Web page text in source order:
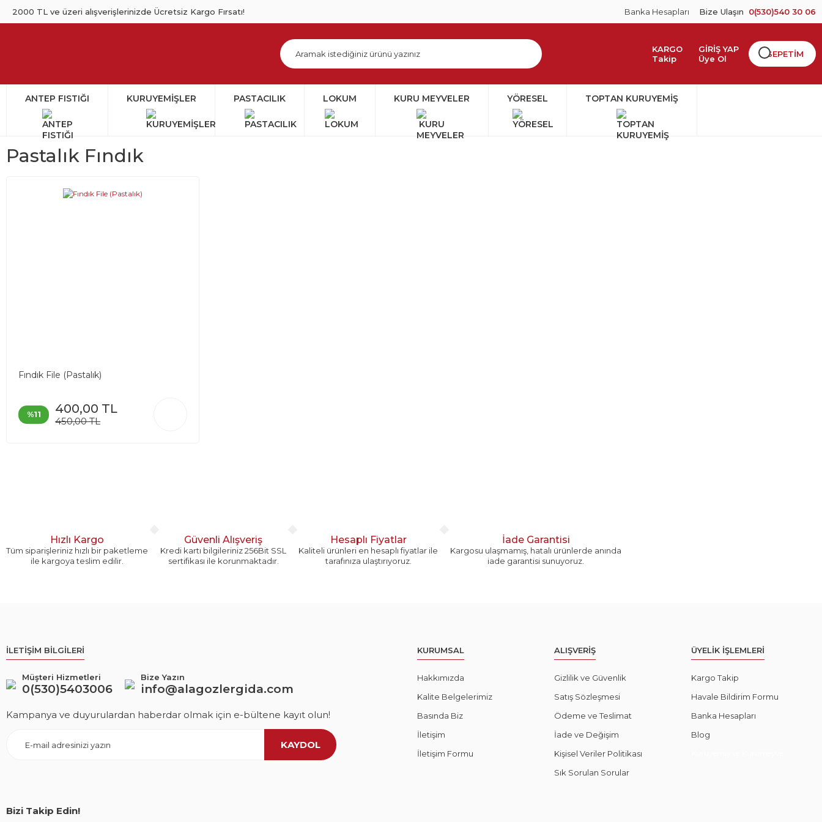
2000 TL ve üzeri alışverişlerinizde Ücretsiz Kargo Fırsatı! Banka Hesapları Bize Ulaşın 0(530)540 30 06
KARGO
Takip
GİRİŞ YAP
Üye Ol
SEPETİM
ANTEP FISTIĞI KURUYEMİŞLER PASTACILIK LOKUM KURU MEYVELER YÖRESEL TOPTAN KURUYEMİŞ
Pastalık Fındık
Fındık File (Pastalık)
%11 400,00 TL
450,00 TL
Hızlı Kargo
Tüm siparişleriniz hızlı bir paketleme
ile kargoya teslim edilir.
Güvenli Alışveriş
Kredi kartı bilgileriniz 256Bit SSL
sertifikası ile korunmaktadır.
Hesaplı Fiyatlar
Kaliteli ürünleri en hesaplı fiyatlar ile
tarafınıza ulaştırıyoruz.
İade Garantisi
Kargosu ulaşmamış, hatalı ürünlerde anında
iade garantisi sunuyoruz.
İLETİŞİM BİLGİLERİ
Müşteri Hizmetleri
0(530)5403006
Bize Yazın
info@alagozlergida.com
Kampanya ve duyurulardan haberdar olmak için e-bültene kayıt olun!
KAYDOL
Bizi Takip Edin!
KURUMSAL
Hakkımızda
Kalite Belgelerimiz
Basında Biz
İletişim
İletişim Formu
ALIŞVERİŞ
Gizlilik ve Güvenlik
Satış Sözleşmesi
Ödeme ve Teslimat
İade ve Değişim
Kişisel Veriler Politikası
Sık Sorulan Sorular
ÜYELİK İŞLEMLERİ
Kargo Takip
Havale Bildirim Formu
Banka Hesapları
Blog